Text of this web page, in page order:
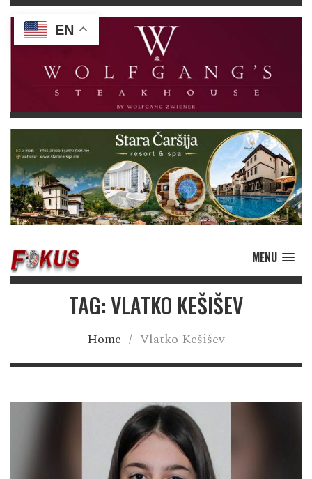
MENU
TAG: VLATKO KEŠIŠEV
Home / Vlatko Kešišev
EN